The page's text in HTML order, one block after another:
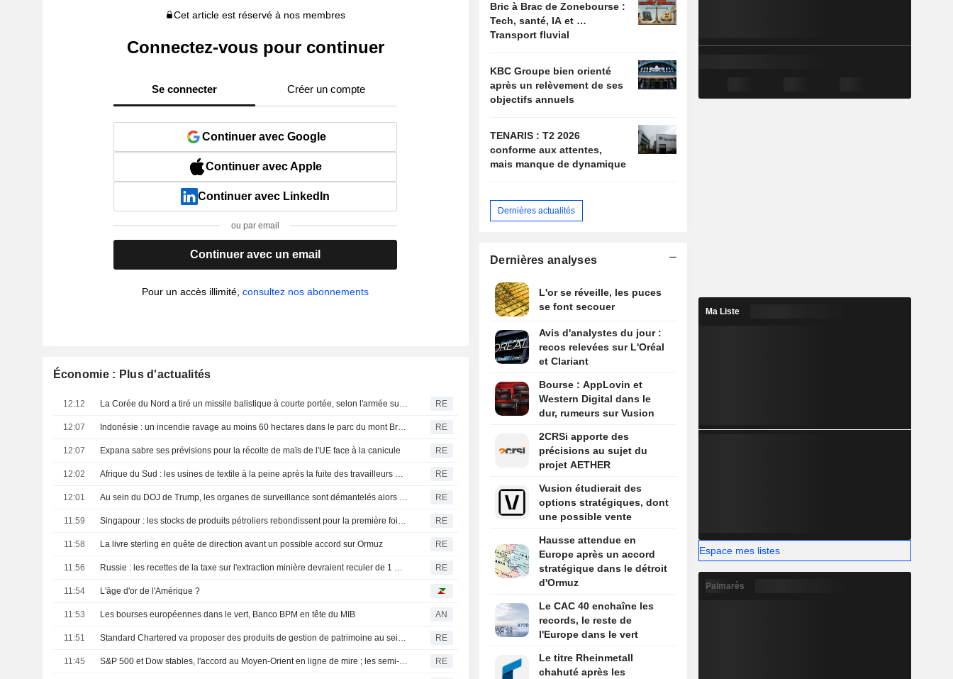
Cet article est réservé à nos membres
Connectez-vous pour continuer
Se connecter Créer un compte
Continuer avec Google
Continuer avec Apple
Continuer avec LinkedIn
ou par email
Continuer avec un email
Pour un accès illimité,consultez nos abonnements
Économie : Plus d'actualités
12:12 La Corée du Nord a tiré un missile balistique à courte portée, selon l'armée sud-coréenne RE
12:07 Indonésie : un incendie ravage au moins 60 hectares dans le parc du mont Bromo, selon les autorités RE
12:07 Expana sabre ses prévisions pour la récolte de maïs de l'UE face à la canicule RE
12:02 Afrique du Sud : les usines de textile à la peine après la fuite des travailleurs migrants RE
12:01 Au sein du DOJ de Trump, les organes de surveillance sont démantelés alors que les plaintes pour faute professionnelle explosent RE
11:59 Singapour : les stocks de produits pétroliers rebondissent pour la première fois depuis fin juin RE
11:58 La livre sterling en quête de direction avant un possible accord sur Ormuz RE
11:56 Russie : les recettes de la taxe sur l'extraction minière devraient reculer de 1 % en juillet RE
11:54 L'âge d'or de l'Amérique ?
11:53 Les bourses européennes dans le vert, Banco BPM en tête du MIB AN
11:51 Standard Chartered va proposer des produits de gestion de patrimoine au sein du hub financier indien GIFT City RE
11:45 S&P 500 et Dow stables, l'accord au Moyen-Orient en ligne de mire ; les semi-conducteurs marquent le pas RE
Bric à Brac de Zonebourse :
Tech, santé, IA et …
Transport fluvial
KBC Groupe bien orienté
après un relèvement de ses
objectifs annuels
TENARIS : T2 2026
conforme aux attentes,
mais manque de dynamique
Dernières actualités
Dernières analyses
L'or se réveille, les puces
se font secouer
Avis d'analystes du jour :
recos relevées sur L'Oréal
et Clariant
Bourse : AppLovin et
Western Digital dans le
dur, rumeurs sur Vusion
2CRSi apporte des
précisions au sujet du
projet AETHER
Vusion étudierait des
options stratégiques, dont
une possible vente
Hausse attendue en
Europe après un accord
stratégique dans le détroit
d'Ormuz
Le CAC 40 enchaîne les
records, le reste de
l'Europe dans le vert
Le titre Rheinmetall
chahuté après les
Ma Liste
Espace mes listes
Palmarès